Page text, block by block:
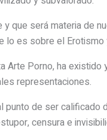
y que será materia de
lo es sobre el
Arte Porno, ha
representaciones.
punto de ser
censura e